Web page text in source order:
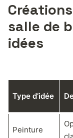
salle de
idées
Type d’idée
Peinture